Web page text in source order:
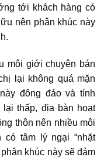
tới khách hàng có
nên phân khúc này
môi giới chuyên bán
lại không quá mặn
đông đảo và tính
thấp, địa bàn hoạt
thôn nên nhiều môi
tâm lý ngại “nhặt
khúc này sẽ đảm